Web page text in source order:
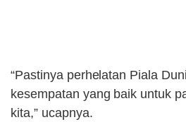
“Pastinya perhelatan Piala
kesempatan yang baik untuk
kita,” ucapnya.